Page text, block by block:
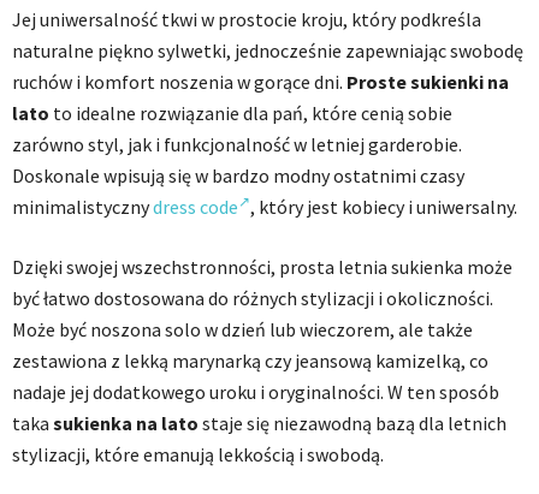
Jej uniwersalność tkwi w prostocie kroju, który podkreśla
naturalne piękno sylwetki, jednocześnie zapewniając swobodę
ruchów i komfort noszenia w gorące dni. Proste sukienki na
lato to idealne rozwiązanie dla pań, które cenią sobie
zarówno styl, jak i funkcjonalność w letniej garderobie.
Doskonale wpisują się w bardzo modny ostatnimi czasy
minimalistycznydress code , który jest kobiecy i uniwersalny.
Dzięki swojej wszechstronności, prosta letnia sukienka może
być łatwo dostosowana do różnych stylizacji i okoliczności.
Może być noszona solo w dzień lub wieczorem, ale także
zestawiona z lekką marynarką czy jeansową kamizelką, co
nadaje jej dodatkowego uroku i oryginalności. W ten sposób
taka sukienka na lato staje się niezawodną bazą dla letnich
stylizacji, które emanują lekkością i swobodą.